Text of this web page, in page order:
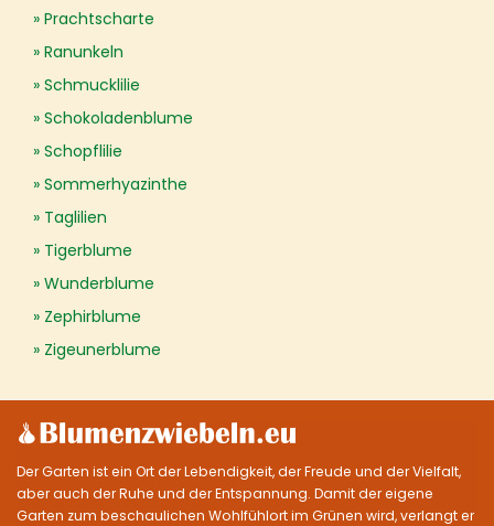
Prachtscharte
Ranunkeln
Schmucklilie
Schokoladenblume
Schopflilie
Sommerhyazinthe
Taglilien
Tigerblume
Wunderblume
Zephirblume
Zigeunerblume
Der Garten ist ein Ort der Lebendigkeit, der Freude und der Vielfalt,
aber auch der Ruhe und der Entspannung. Damit der eigene
Garten zum beschaulichen Wohlfühlort im Grünen wird, verlangt er